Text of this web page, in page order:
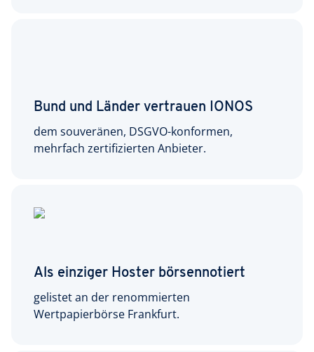
Bund und Länder vertrauen IONOS
dem souveränen, DSGVO-konformen,
mehrfach zertifizierten Anbieter.
Als einziger Hoster börsennotiert
gelistet an der renommierten
Wertpapierbörse Frankfurt.